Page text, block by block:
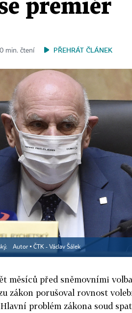
premiér
min. čtení PŘEHRÁT ČLÁNEK
Autor ▪ ČTK - Václav Šálek
měsíců před sněmovními
zákon porušoval rovnost
problém zákona soud